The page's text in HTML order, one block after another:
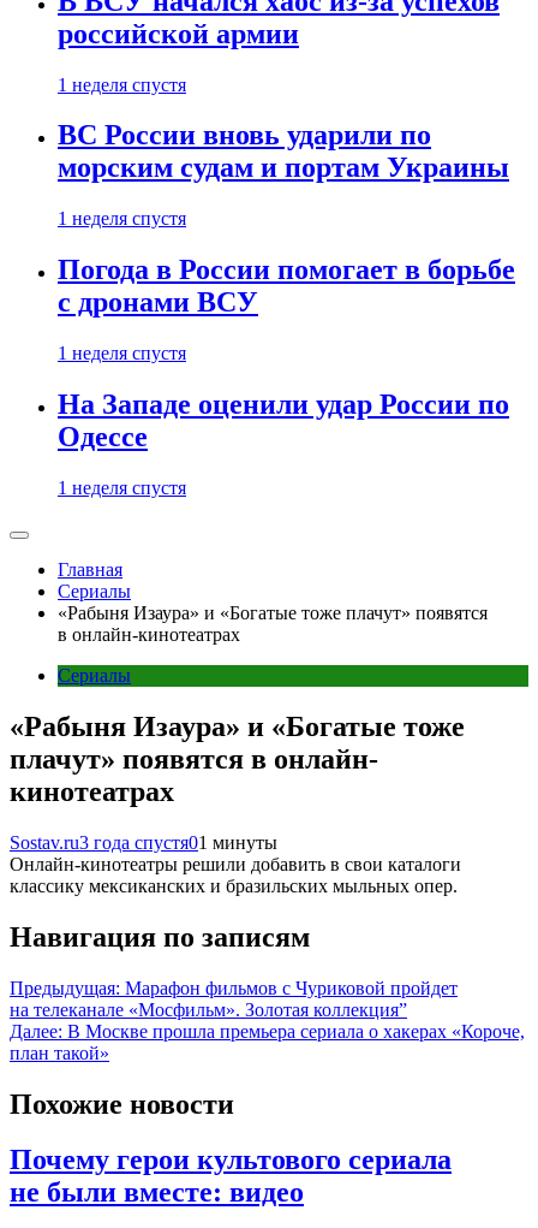
российской армии
1 неделя спустя
ВС России вновь ударили по
морским судам и портам Украины
1 неделя спустя
Погода в России помогает в борьбе
с дронами ВСУ
1 неделя спустя
На Западе оценили удар России по
Одессе
1 неделя спустя
Главная
Сериалы
«Рабыня Изаура» и «Богатые тоже плачут» появятся
в онлайн-кинотеатрах
Сериалы
«Рабыня Изаура» и «Богатые тоже
плачут» появятся в онлайн-
кинотеатрах
Sostav.ru3 года спустя01 минуты
Онлайн-кинотеатры решили добавить в свои каталоги
классику мексиканских и бразильских мыльных опер.
Навигация по записям
Предыдущая: Марафон фильмов с Чуриковой пройдет
на телеканале «Мосфильм». Золотая коллекция”
Далее: В Москве прошла премьера сериала о хакерах «Короче,
план такой»
Похожие новости
Почему герои культового сериала
не были вместе: видео